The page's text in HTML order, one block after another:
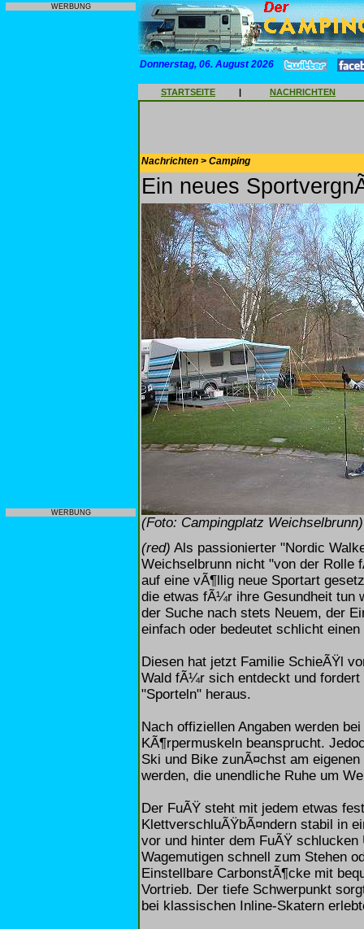
WERBUNG
WERBUNG
Donnerstag, 06. August 2026
STARTSEITE | NACHRICHTEN
Nachrichten > Camping
Ein neues
(Foto: Campingplatz Weichselbrunn)
(red) Als passionierter "Nordic
Weichselbrunn nicht "von der Rolle
auf eine vÃ¶llig neue Sportart
die etwas fÃ¼r ihre Gesundheit tun
der Suche nach stets Neuem, der
einfach oder bedeutet schlicht
Diesen hat jetzt Familie SchieÃŸl
Wald fÃ¼r sich entdeckt und
"Sporteln" heraus.
Nach offiziellen Angaben werden
KÃ¶rpermuskeln beansprucht.
Ski und Bike zunÃ¤chst am
werden, die unendliche Ruhe um
Der FuÃŸ steht mit jedem etwas
KlettverschluÃŸbÃ¤ndern stabil in
vor und hinter dem FuÃŸ
Wagemutigen schnell zum Stehen
Einstellbare CarbonstÃ¶cke mit
Vortrieb. Der tiefe Schwerpunkt
bei klassischen Inline-Skatern